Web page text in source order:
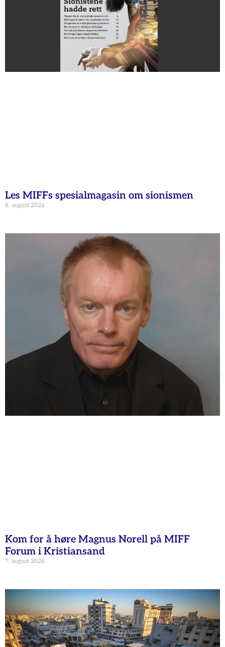
Les MIFFs spesialmagasin om sionismen
8. august 2026
Kom for å høre Magnus Norell på MIFF
Forum i Kristiansand
7. august 2026